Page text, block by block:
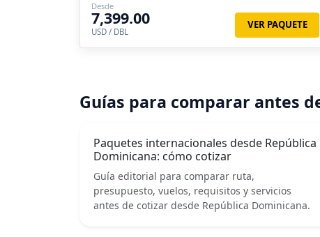
Desde
7,399.00
USD / DBL
VER PAQUETE
Guías para comparar antes
Paquetes internacionales desde República
Dominicana: cómo cotizar
Guía editorial para comparar ruta,
presupuesto, vuelos, requisitos y servicios
antes de cotizar desde República Dominicana.